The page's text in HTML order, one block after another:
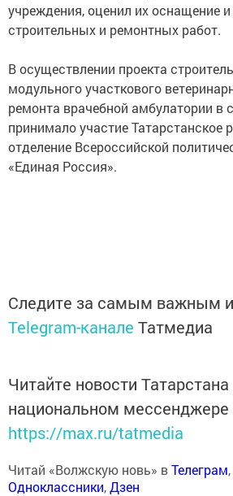
учреждения, оценил их оснащение
строительных и ремонтных работ.
В осуществлении проекта
модульного участкового
ремонта врачебной амбулатории в
принимало участие Татарстанское
отделение Всероссийской
«Единая Россия».
Следите за самым важным
Telegram-канале Татмедиа
Читайте новости Татарстана
национальном
https://max.ru/tatmedia
Читай «Волжскую новь» вТелеграм,
Одноклассники,Дзен